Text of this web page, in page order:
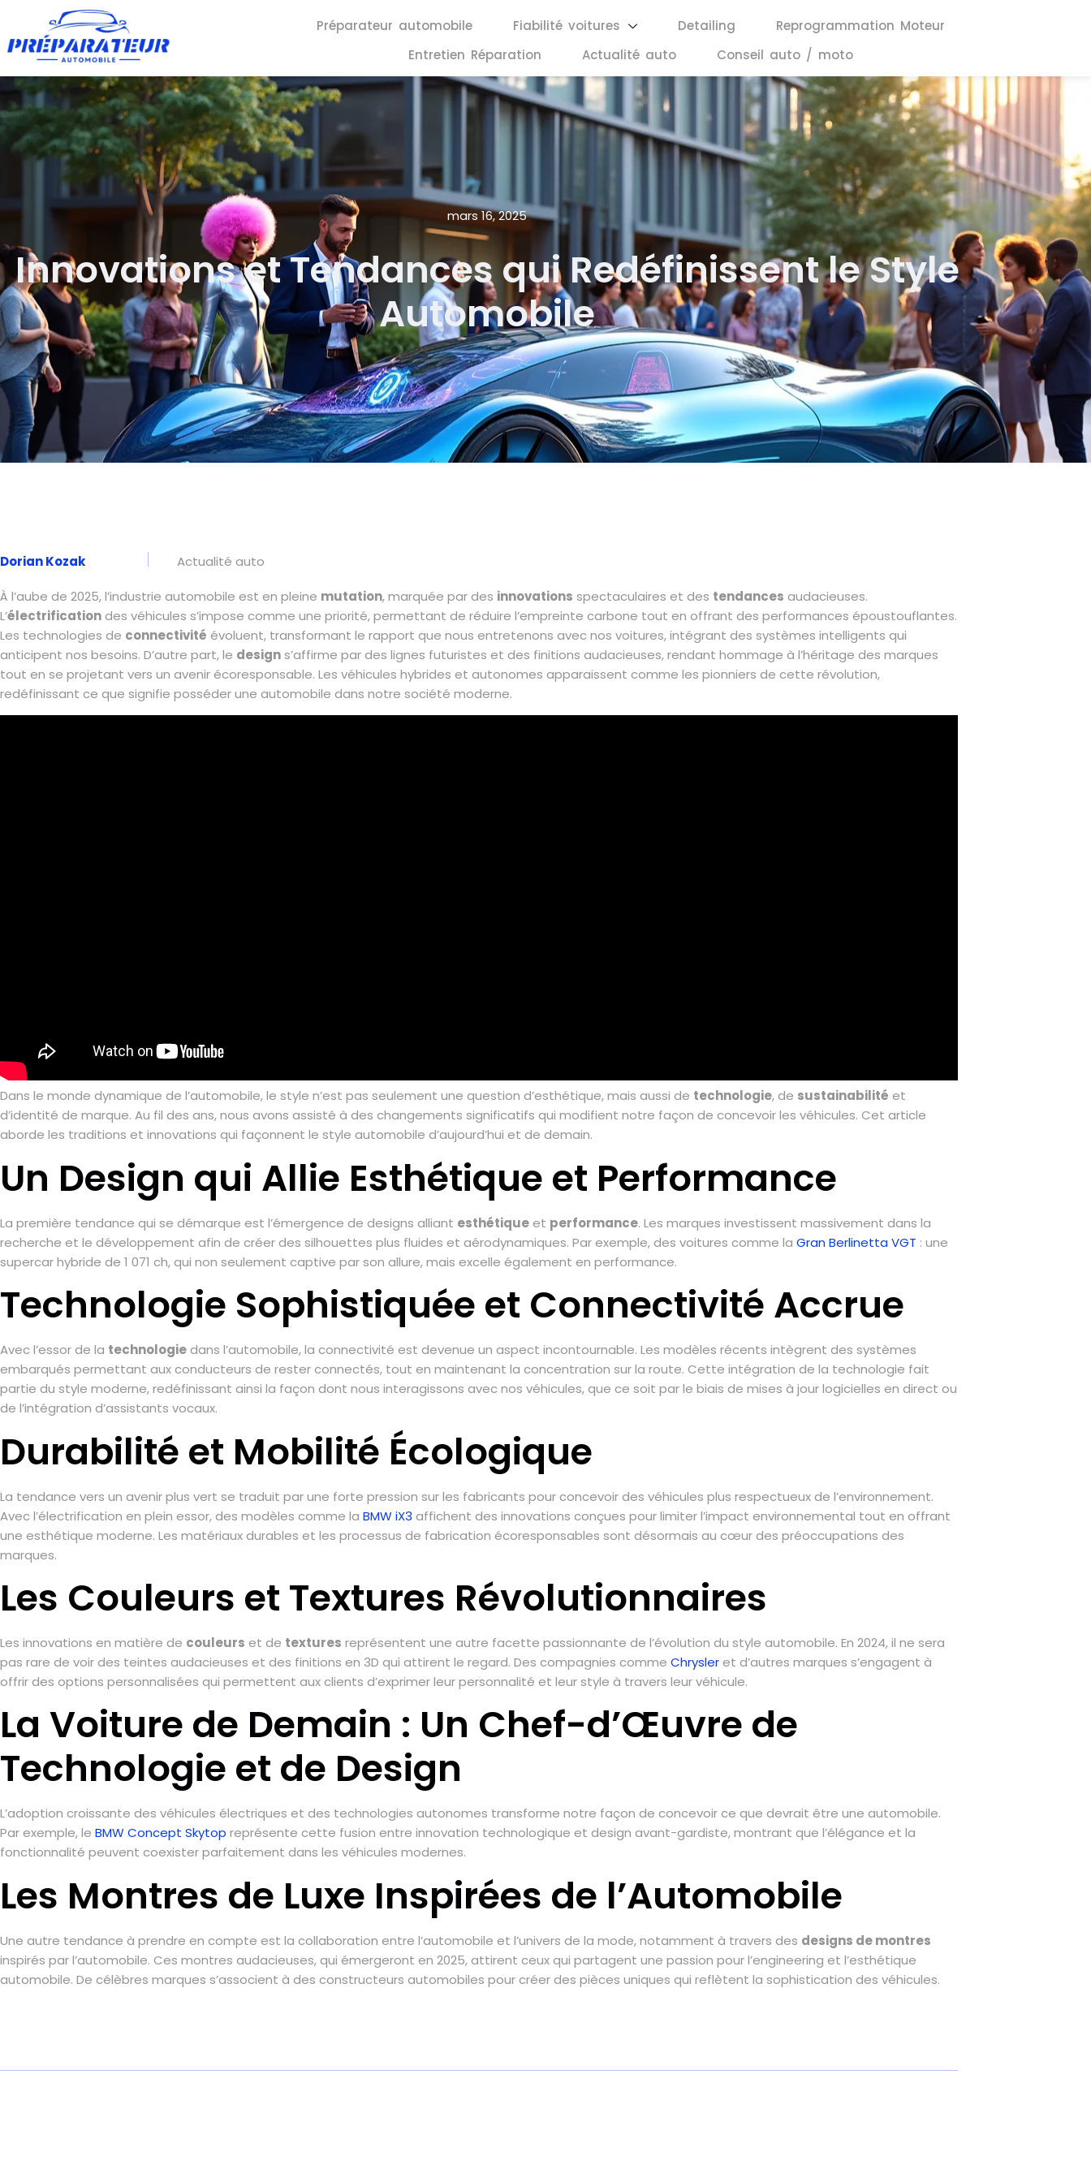
Préparateur automobile Fiabilité voitures Detailing
Reprogrammation Moteur
Entretien Réparation
Actualité auto Conseil auto / moto
mars 16, 2025
Innovations et Tendances qui Redéfinissent le Style
Automobile
Dorian Kozak Actualité auto
À l’aube de 2025, l’industrie automobile est en pleine mutation, marquée par des innovations spectaculaires et des tendances audacieuses.
L’électrificationdes véhicules s’impose comme une priorité, permettant de réduire l’empreinte carbone tout en offrant des performances époustouflantes.
Les technologies de connectivité évoluent, transformant le rapport que nous entretenons avec nos voitures, intégrant des systèmes intelligents qui
anticipent nos besoins. D’autre part, le design s’affirme par des lignes futuristes et des finitions audacieuses, rendant hommage à l’héritage des marques
tout en se projetant vers un avenir écoresponsable. Les véhicules hybrides et autonomes apparaissent comme les pionniers de cette révolution,
redéfinissant ce que signifie posséder une automobile dans notre société moderne.
Dans le monde dynamique de l’automobile, le style n’est pas seulement une question d’esthétique, mais aussi de technologie, de sustainabilité et
d’identité de marque. Au fil des ans, nous avons assisté à des changements significatifs qui modifient notre façon de concevoir les véhicules. Cet article
aborde les traditions et innovations qui façonnent le style automobile d’aujourd’hui et de demain.
Un Design qui Allie Esthétique et Performance
La première tendance qui se démarque est l’émergence de designs alliant esthétiqueet performance. Les marques investissent massivement dans la
recherche et le développement afin de créer des silhouettes plus fluides et aérodynamiques. Par exemple, des voitures comme la Gran Berlinetta VGT : une
supercar hybride de 1 071 ch, qui non seulement captive par son allure, mais excelle également en performance.
Technologie Sophistiquée et Connectivité Accrue
Avec l’essor de la technologiedans l’automobile, la connectivité est devenue un aspect incontournable. Les modèles récents intègrent des systèmes
embarqués permettant aux conducteurs de rester connectés, tout en maintenant la concentration sur la route. Cette intégration de la technologie fait
partie du style moderne, redéfinissant ainsi la façon dont nous interagissons avec nos véhicules, que ce soit par le biais de mises à jour logicielles en direct ou
de l’intégration d’assistants vocaux.
Durabilité et Mobilité Écologique
La tendance vers un avenir plus vert se traduit par une forte pression sur les fabricants pour concevoir des véhicules plus respectueux de l’environnement.
Avec l’électrification en plein essor, des modèles comme la BMW iX3 affichent des innovations conçues pour limiter l’impact environnemental tout en offrant
une esthétique moderne. Les matériaux durables et les processus de fabrication écoresponsables sont désormais au cœur des préoccupations des
marques.
Les Couleurs et Textures Révolutionnaires
Les innovations en matière de couleurs et de textures représentent une autre facette passionnante de l’évolution du style automobile. En 2024, il ne sera
pas rare de voir des teintes audacieuses et des finitions en 3D qui attirent le regard. Des compagnies comme Chrysleret d’autres marques s’engagent à
offrir des options personnalisées qui permettent aux clients d’exprimer leur personnalité et leur style à travers leur véhicule.
La Voiture de Demain : Un Chef-d’Œuvre de
Technologie et de Design
L’adoption croissante des véhicules électriques et des technologies autonomes transforme notre façon de concevoir ce que devrait être une automobile.
Par exemple, le BMW Concept Skytop représente cette fusion entre innovation technologique et design avant-gardiste, montrant que l’élégance et la
fonctionnalité peuvent coexister parfaitement dans les véhicules modernes.
Les Montres de Luxe Inspirées de l’Automobile
Une autre tendance à prendre en compte est la collaboration entre l’automobile et l’univers de la mode, notamment à travers des designs de montres
inspirés par l’automobile. Ces montres audacieuses, qui émergeront en 2025, attirent ceux qui partagent une passion pour l’engineering et l’esthétique
automobile. De célèbres marques s’associent à des constructeurs automobiles pour créer des pièces uniques qui reflètent la sophistication des véhicules.